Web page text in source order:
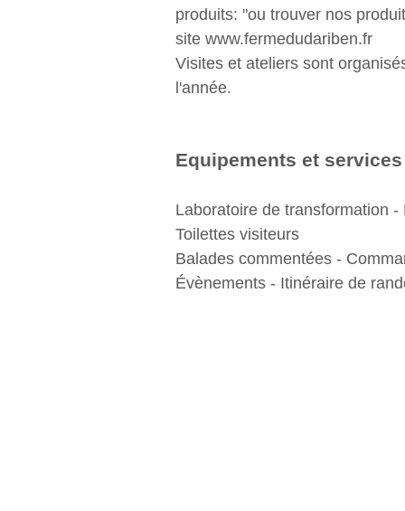
produits: "ou trouver nos
site www.fermedudariben.fr
Visites et ateliers sont
l'année.
Equipements et services
Laboratoire de transformation -
Toilettes visiteurs
Balades commentées -
Évènements - Itinéraire de